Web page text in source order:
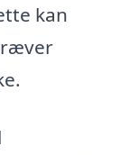
kan